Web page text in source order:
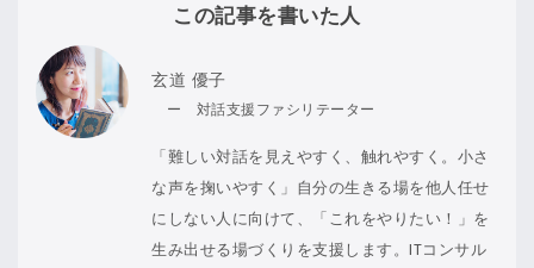
この記事を書いた人
玄道 優子
ー 対話支援ファシリテーター
「難しい対話を見えやすく、触れやすく。小さ
な声を掬いやすく」自分の生きる場を他人任せ
にしない人に向けて、「これをやりたい！」を
生み出せる場づくりを支援します。ITコンサル